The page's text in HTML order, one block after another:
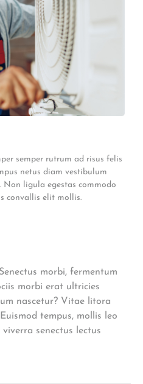
semper rutrum ad risus felis
netus diam vestibulum
ligula egestas commodo
convallis elit mollis.
morbi, fermentum
morbi erat ultricies
nascetur? Vitae litora
tempus, mollis leo
viverra senectus lectus